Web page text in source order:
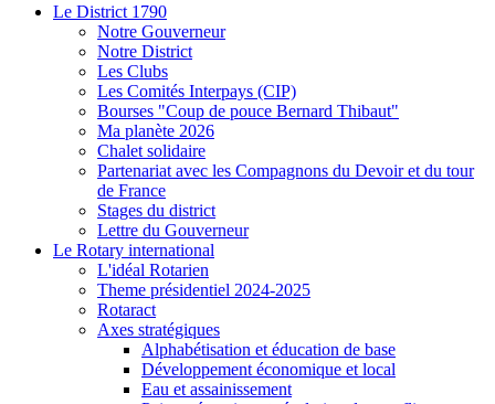
Le District 1790
Notre Gouverneur
Notre District
Les Clubs
Les Comités Interpays (CIP)
Bourses "Coup de pouce Bernard Thibaut"
Ma planète 2026
Chalet solidaire
Partenariat avec les Compagnons du Devoir et du tour
de France
Stages du district
Lettre du Gouverneur
Le Rotary international
L'idéal Rotarien
Theme présidentiel 2024-2025
Rotaract
Axes stratégiques
Alphabétisation et éducation de base
Développement économique et local
Eau et assainissement